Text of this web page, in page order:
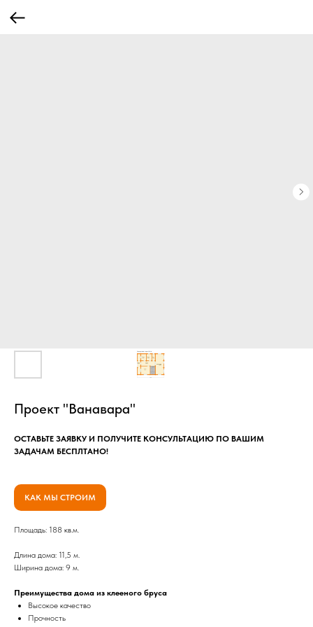
Проект "Ванавара"
ОСТАВЬТЕ ЗАЯВКУ И ПОЛУЧИТЕ КОНСУЛЬТАЦИЮ ПО ВАШИМ
ЗАДАЧАМ БЕСПЛТАНО!
КАК МЫ СТРОИМ
Площадь: 188 кв.м.
Длина дома: 11,5 м.
Ширина дома: 9 м.
Преимущества дома из клееного бруса
Высокое качество
Прочность